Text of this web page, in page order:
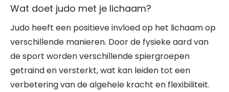
Wat doet judo met je lichaam?
Judo heeft een positieve invloed op het lichaam op
verschillende manieren. Door de fysieke aard van
de sport worden verschillende spiergroepen
getraind en versterkt, wat kan leiden tot een
verbetering van de algehele kracht en flexibiliteit.